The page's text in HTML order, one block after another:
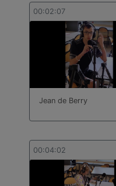
00:02:07
Jean de Berry
00:04:02